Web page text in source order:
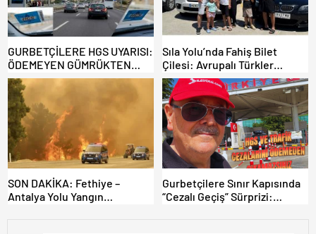
GURBETÇİLERE HGS UYARISI:
ÖDEMEYEN GÜMRÜKTEN
ÇIKAMIYOR!
Sıla Yolu’nda Fahiş Bilet
Çilesi: Avrupalı Türkler
Karayollarına Akın Etti,
Gümrükler Kilitlendi!
SON DAKİKA: Fethiye –
Antalya Yolu Yangın
Gurbetçilere Sınır Kapısında
“Cezalı Geçiş” Sürprizi: